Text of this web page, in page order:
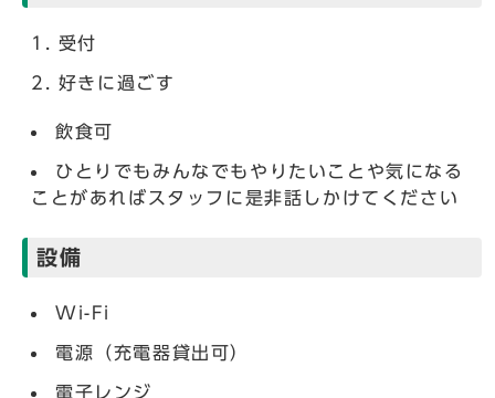
受付
好きに過ごす
飲食可
ひとりでもみんなでもやりたいことや気になる
ことがあればスタッフに是非話しかけてください
設備
Wi-Fi
電源（充電器貸出可）
電子レンジ